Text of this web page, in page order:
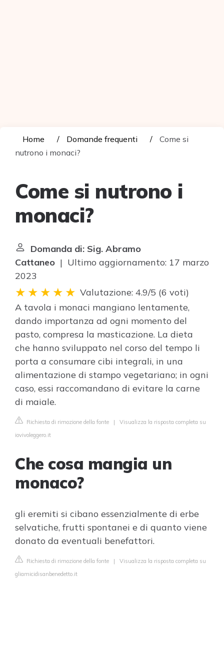
Home Domande frequenti
Come si
nutrono i monaci?
Come si nutrono i
monaci?
Domanda di: Sig. Abramo
Cattaneo | Ultimo aggiornamento: 17 marzo
2023
Valutazione: 4.9/5 (6 voti)
A tavola i monaci mangiano lentamente,
dando importanza ad ogni momento del
pasto, compresa la masticazione. La dieta
che hanno sviluppato nel corso del tempo li
porta a consumare cibi integrali, in una
alimentazione di stampo vegetariano; in ogni
caso, essi raccomandano di evitare la carne
di maiale.
Richiesta di rimozione della fonte | Visualizza la risposta completa su
iovivoleggero.it
Che cosa mangia un
monaco?
gli eremiti si cibano essenzialmente di erbe
selvatiche, frutti spontanei e di quanto viene
donato da eventuali benefattori.
Richiesta di rimozione della fonte | Visualizza la risposta completa su
gliamicidisanbenedetto.it